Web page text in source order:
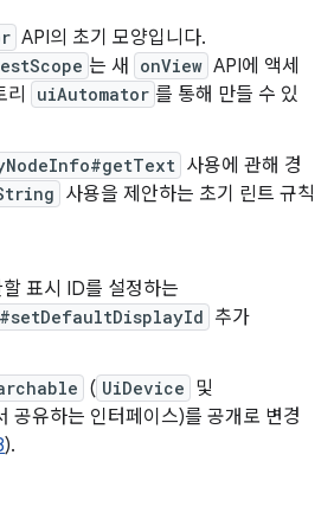
API의 초기 모양입니다.
는 새 onView API에 액세
리
uiAutomator 를 통해 만들 수 있
사용에 관해 경
사용을 제안하는 초기 린트 규칙
표시 ID를 설정하는
추가
( UiDevice 및
공유하는 인터페이스)를 공개로 변경
).